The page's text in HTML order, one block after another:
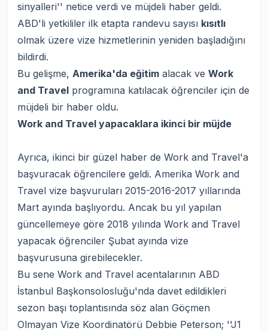
sinyalleri'' netice verdi ve müjdeli haber geldi.
ABD'li yetkililer ilk etapta randevu sayısı kısıtlı
olmak üzere vize hizmetlerinin yeniden başladığını
bildirdi.
Bu gelişme, Amerika'da eğitim alacak ve Work
and Travel programına katılacak öğrenciler için de
müjdeli bir haber oldu.
Work and Travel yapacaklara ikinci bir müjde
Ayrıca, ikinci bir güzel haber de Work and Travel'a
başvuracak öğrencilere geldi. Amerika Work and
Travel vize başvuruları 2015-2016-2017 yıllarında
Mart ayında başlıyordu. Ancak bu yıl yapılan
güncellemeye göre 2018 yılında Work and Travel
yapacak öğrenciler Şubat ayında vize
başvurusuna girebilecekler.
Bu sene Work and Travel acentalarının ABD
İstanbul Başkonsolosluğu'nda davet edildikleri
sezon başı toplantısında söz alan Göçmen
Olmayan Vize Koordinatörü Debbie Peterson; ''J1